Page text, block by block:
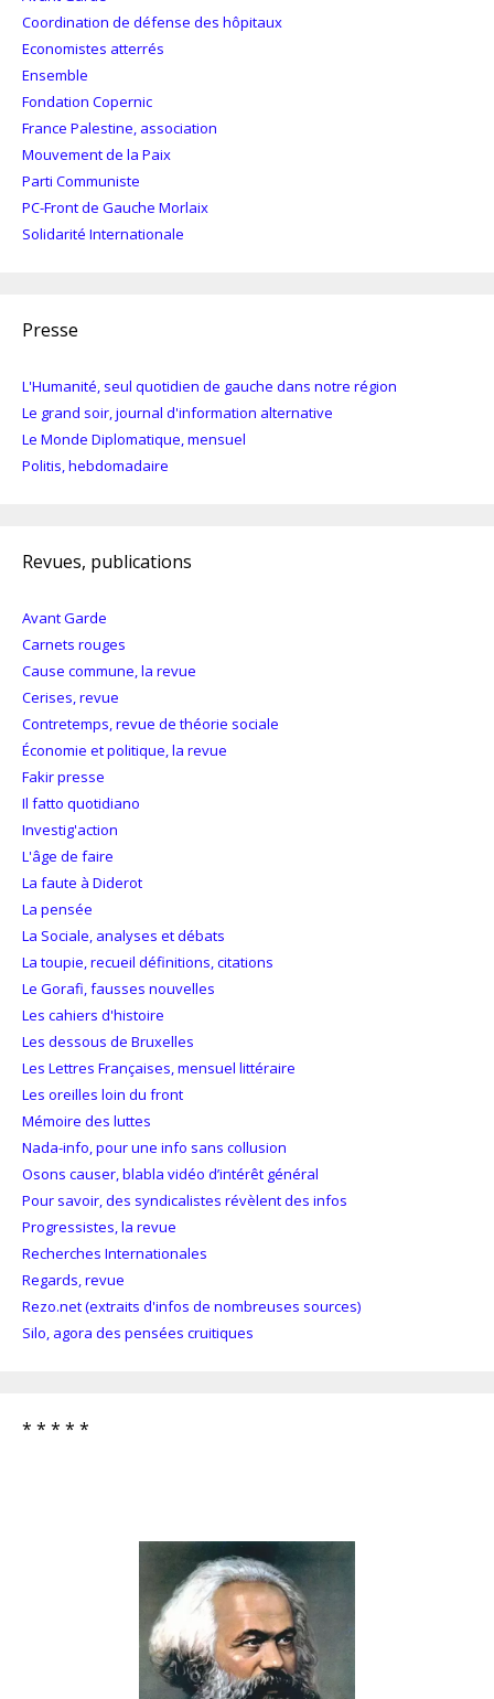
Coordination de défense des hôpitaux
Economistes atterrés
Ensemble
Fondation Copernic
France Palestine, association
Mouvement de la Paix
Parti Communiste
PC-Front de Gauche Morlaix
Solidarité Internationale
Presse
L'Humanité, seul quotidien de gauche dans notre région
Le grand soir, journal d'information alternative
Le Monde Diplomatique, mensuel
Politis, hebdomadaire
Revues, publications
Avant Garde
Carnets rouges
Cause commune, la revue
Cerises, revue
Contretemps, revue de théorie sociale
Économie et politique, la revue
Fakir presse
Il fatto quotidiano
Investig'action
L'âge de faire
La faute à Diderot
La pensée
La Sociale, analyses et débats
La toupie, recueil définitions, citations
Le Gorafi, fausses nouvelles
Les cahiers d'histoire
Les dessous de Bruxelles
Les Lettres Françaises, mensuel littéraire
Les oreilles loin du front
Mémoire des luttes
Nada-info, pour une info sans collusion
Osons causer, blabla vidéo d’intérêt général
Pour savoir, des syndicalistes révèlent des infos
Progressistes, la revue
Recherches Internationales
Regards, revue
Rezo.net (extraits d'infos de nombreuses sources)
Silo, agora des pensées cruitiques
* * * * *